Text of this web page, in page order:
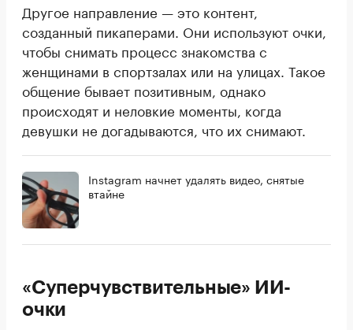
Другое направление — это контент,
созданный пикаперами. Они используют очки,
чтобы снимать процесс знакомства с
женщинами в спортзалах или на улицах. Такое
общение бывает позитивным, однако
происходят и неловкие моменты, когда
девушки не догадываются, что их снимают.
Instagram начнет удалять видео, снятые
втайне
«Суперчувствительные» ИИ-
очки